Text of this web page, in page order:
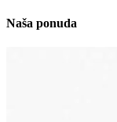
Naša ponuda